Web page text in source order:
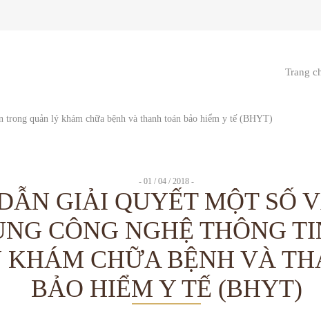
Trang
- 01 / 04 / 2018 -
GIẢI QUYẾT MỘT SỐ
CÔNG NGHỆ THÔNG
KHÁM CHỮA BỆNH VÀ
BẢO HIỂM Y TẾ (BHYT)